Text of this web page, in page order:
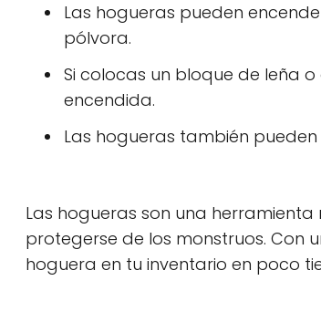
Las hogueras pueden
pólvora.
Si colocas un bloque de leña
encendida.
Las hogueras también
Las hogueras son una
protegerse de los monstruos. Con
hoguera en tu inventario en poco